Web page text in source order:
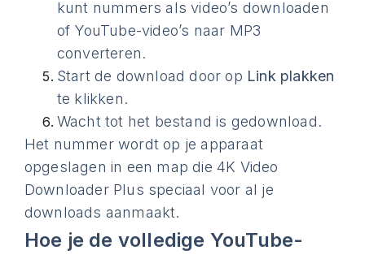
kunt nummers als video’s downloaden
of YouTube-video’s naar MP3
converteren.
Start de download door op Link plakken
te klikken.
Wacht tot het bestand is gedownload.
Het nummer wordt op je apparaat
opgeslagen in een map die 4K Video
Downloader Plus speciaal voor al je
downloads aanmaakt.
Hoe je de volledige YouTube-